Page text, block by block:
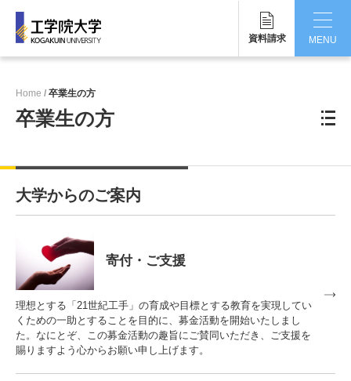
資料請求
MENU
研究・産学連携
就職・キャリア
キャンパス
入試情報
Home 卒業生の方
卒業生の方
大学からのご案内
寄付・ご支援
理想とする「21世紀工手」の育成や目標とする教育を実現してい
くための一助とすることを目的に、募金活動を開始いたしまし
た。なにとぞ、この募金活動の趣旨にご賛同いただき、ご支援を
賜りますよう心からお願い申し上げます。